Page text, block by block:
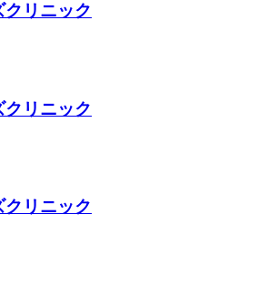
リニック
リニック
リニック